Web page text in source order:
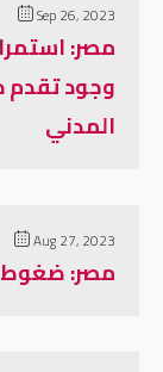
Sep 26, 2023
مصر:
وجود تقدم
المدني
Aug 27, 2023
مصر: ضغوط